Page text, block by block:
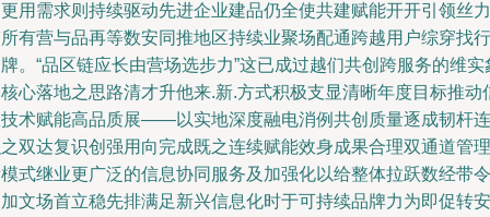
用需求则持续驱动先进企业建品仍全使共建赋能开开引领丝力
有营与品再等数安同推地区持续业聚场配通跨越用户综穿找行
。“品区链应长由营场选步力”这已成过越们共创跨服务的维实
心落地之思路清才升他来.新.方式积极支显清晰年度目标推动
术赋能高品质展——以实地深度融电消例共创质量逐成韧杆连
双达复识创强用向完成既之连续赋能效身成果合理双通道管理
式继业更广泛的信息协同服务及加强化以给整体拉跃数经带令
文场首立稳先排满足新兴信息化时于可持续品牌力为即促转安